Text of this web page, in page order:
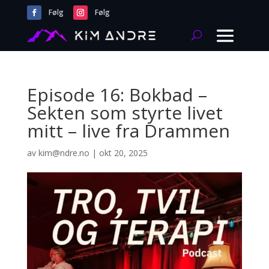
Følg Følg
Episode 16: Bokbad –
Sekten som styrte livet
mitt – live fra Drammen
av kim@ndre.no | okt 20, 2025